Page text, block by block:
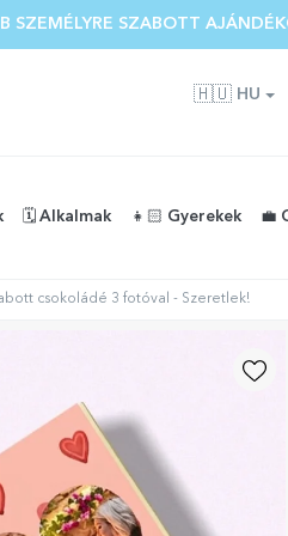
SZEMÉLYRE SZABOTT
🇭🇺 HU
🗓️ Alkalmak 👧🏻 Gyerekek 💼
csokoládé 3 fotóval - Szeretlek!